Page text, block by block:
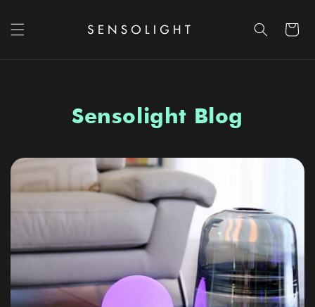
Cart
Sensolight Blog